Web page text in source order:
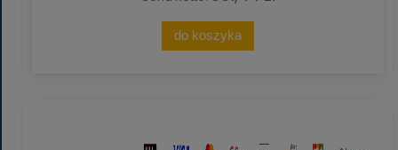
do koszyka